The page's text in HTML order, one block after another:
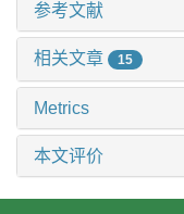
参考文献
相关文章 15
Metrics
本文评价